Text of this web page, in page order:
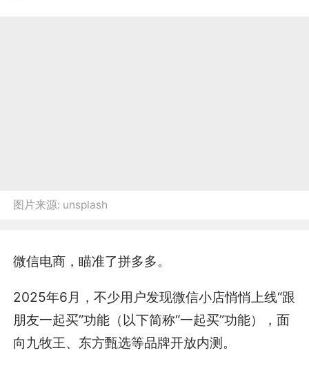
图片来源: unsplash
微信电商，瞄准了拼多多。
2025年6月，不少用户发现微信小店悄悄上线“跟
朋友一起买”功能（以下简称“一起买”功能），面
向九牧王、东方甄选等品牌开放内测。